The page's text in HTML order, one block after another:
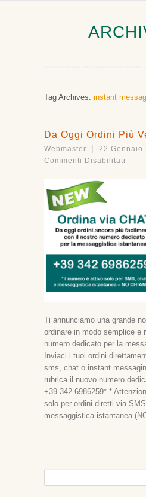
Tag Archives: instant
Da Oggi Ordini Più
Webmaster
22 Gennaio
Commenti Disabilitati
Veloci
Via
Chat!
Ti annunciamo una grande
ordinare in modo semplice e
numero dedicato per la
Inviaci i tuoi ordini
sms, chat o instant
rubrica il nuovo numero
+39 342 6986259* *
solo per ordini diretti via
messaggistica istantanea